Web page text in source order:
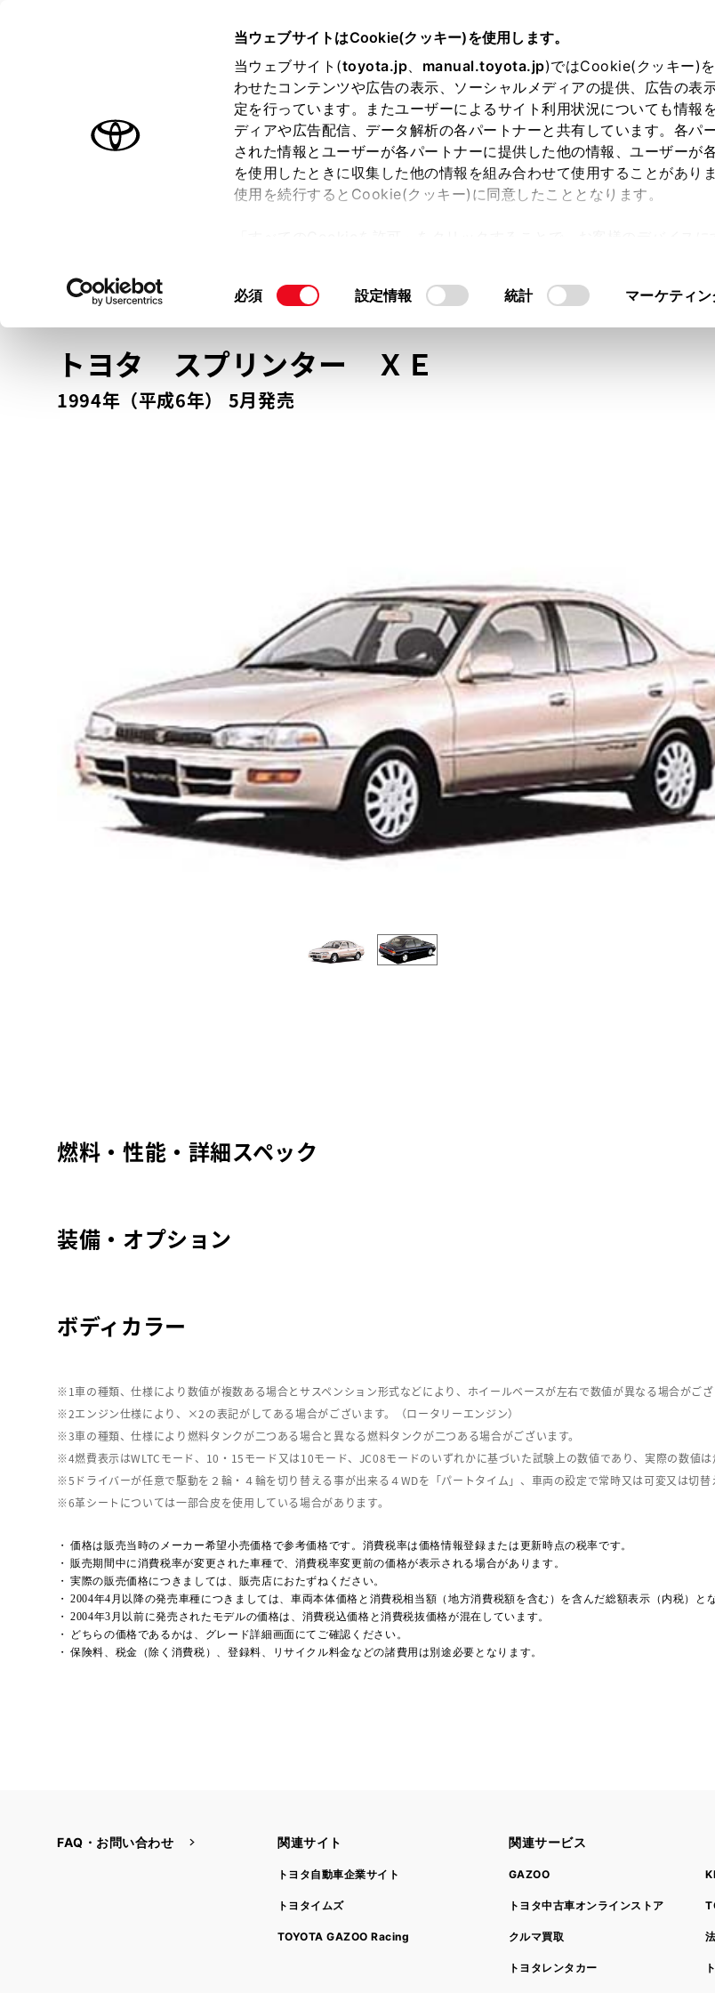
当ウェブサイトはCookie(クッキー)を使用します。
当ウェブサイト(toyota.jp、 manual.toyota.jp)ではCookie(クッキー)
わせたコンテンツや広告の表示、ソーシャルメディアの提供、広告の表
定を行っています。またユーザーによるサイト利用状況についても情報
ディアや広告配信、データ解析の各パートナーと共有しています。各パ
された情報とユーザーが各パートナーに提供した他の情報、ユーザーが
を使用したときに収集した他の情報を組み合わせて使用することがあり
使用を続行するとCookie(クッキー)に同意したこととなります。
て」をご覧ください。
同
選
択
必須 設定情報 統計 マーケティン
オーナーサポート トピックス
トヨタ認定中古車
トヨタ認定中古車の魅力 3つの買い方 オンライン購入お気に入り 保存した見積り
の選択 モデル・年式・グレード
トヨタ スプリンターＸＥ
1994年（平成6年） 5月発売
燃料・性能・詳細スペック
装備・オプション
ボディカラー
車の種類、仕様により数値が複数ある場合とサスペンション形式などにより、ホイールベースが左右で数値が異なる場合がござ
エンジン仕様により、×2の表記がしてある場合がございます。（ロータリーエンジン）
車の種類、仕様により燃料タンクが二つある場合と異なる燃料タンクが二つある場合がございます。
燃費表示はWLTCモード、10・15モード又は10モード、JC08モードのいずれかに基づいた試験上の数値であり、実際の数値は
ドライバーが任意で駆動を２輪・４輪を切り替える事が出来る４WDを「パートタイム」、車両の設定で常時又は可変又は切
革シートについては一部合皮を使用している場合があります。
価格は販売当時のメーカー希望小売価格で参考価格です。消費税率は価格情報登録または更新時点の税率です。
販売期間中に消費税率が変更された車種で、消費税率変更前の価格が表示される場合があります。
実際の販売価格につきましては、販売店におたずねください。
2004年4月以降の発売車種につきましては、車両本体価格と消費税相当額（地方消費税額を含む）を含んだ総額表示（内税）と
2004年3月以前に発売されたモデルの価格は、消費税込価格と消費税抜価格が混在しています。
どちらの価格であるかは、グレード詳細画面にてご確認ください。
保険料、税金（除く消費税）、登録料、リサイクル料金などの諸費用は別途必要となります。
FAQ・お問い合わせ 関連サイト
トヨタ自動車企業サイト
トヨタイムズ
TOYOTA GAZOO Racing
関連サービス
GAZOO
トヨタ中古車オンラインストア
クルマ買取
トヨタレンタカー